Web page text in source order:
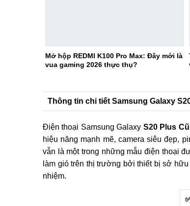
Mở hộp REDMI K100 Pro Max: Đây mới là
vua gaming 2026 thực thụ?
Thông tin chi tiết Samsung Galaxy
Điện thoại Samsung Galaxy S20 Plus Cũ
hiệu năng mạnh mẽ, camera siêu đẹp,
vẫn là một trong những mẫu điện thoại
làm gió trên thị trường bởi thiết bị sở
nhiệm.